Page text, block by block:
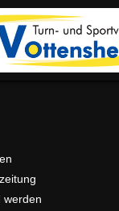
werden